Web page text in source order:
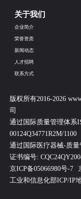
关于我们
企业简介
荣誉资质
新闻动态
人才招聘
联系方式
版权所有2016-2026
司
通过国际质量管理体系
00124Q34771R2M/1100
通过国际医疗器械-质量
证书编号:
京ICP备05066980号-7
工业和信息化部ICP/IP